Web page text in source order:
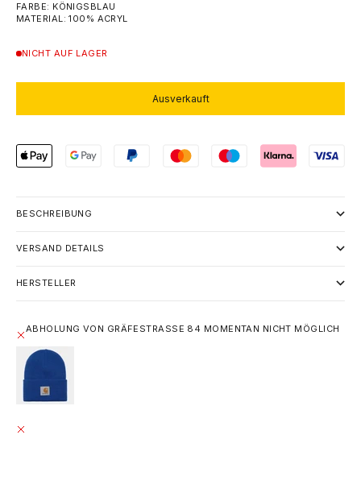
FARBE: KÖNIGSBLAU
MATERIAL: 100% ACRYL
NICHT AUF LAGER
Ausverkauft
BESCHREIBUNG
VERSAND DETAILS
HERSTELLER
ABHOLUNG VON GRÄFESTRASSE 84 MOMENTAN NICHT MÖGLICH